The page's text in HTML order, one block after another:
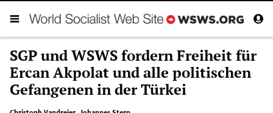
SGP und WSWS fordern Freiheit für
Ercan Akpolat und alle politischen
Gefangenen in der Türkei